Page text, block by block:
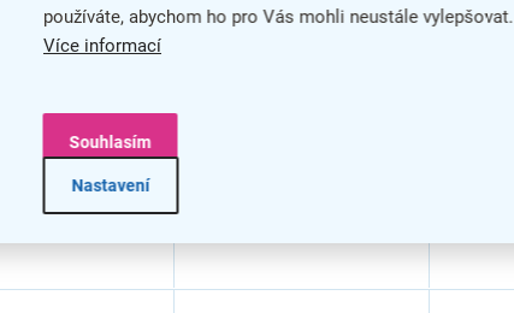
používáte, abychom ho pro Vás mohli neustále vylepšovat.
Více informací
Nastavení
Souhlasím